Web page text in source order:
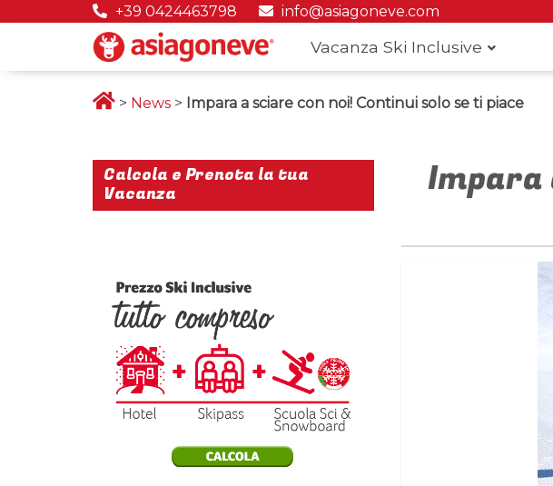
+39 0424463798 info@asiagoneve.com
Vacanza Ski Inclusive
> News > Impara a sciare con noi! Continui solo se ti piace
Impara
Calcola e Prenota la tua
Vacanza